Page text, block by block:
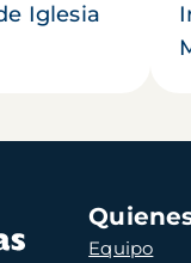
Iglesia
Navegación
principal
Equipo